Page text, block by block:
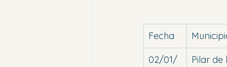
Fecha
02/01/
Pilar de